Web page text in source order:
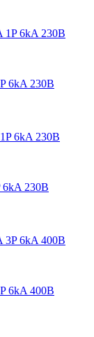
6kA 230В
6kA 230В
6kA 400В